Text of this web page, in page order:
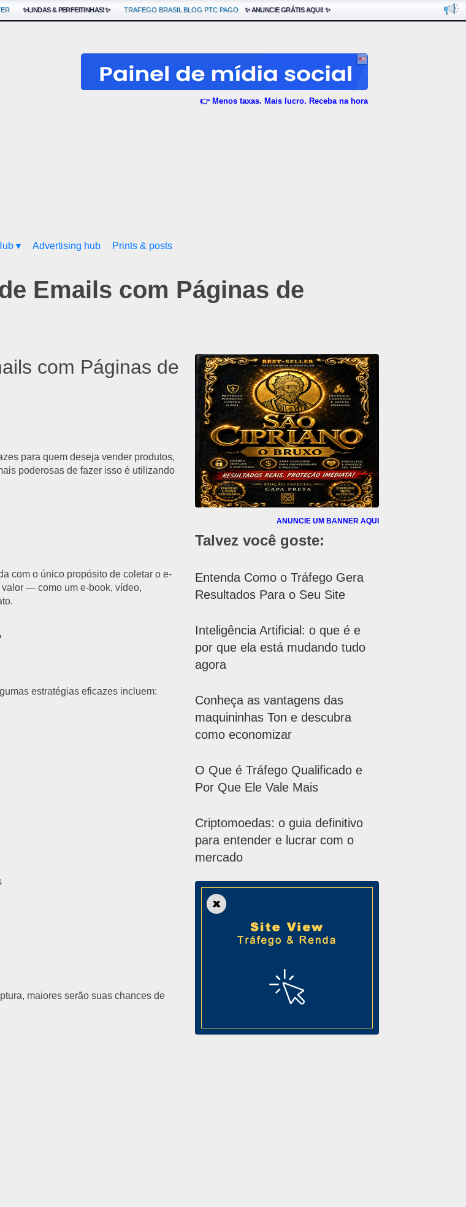
✨LINDAS & PERFEITINHAS!✨ TRAFEGO BRASIL BLOG PTC PAGO ✨ ANUNCIE GRÁTIS AQUI! ✨
👉 Menos taxas. Mais lucro. Receba na hora
▾ Advertising hub Prints & posts
Emails com Páginas de
para quem deseja vender produtos,
poderosas de fazer isso é utilizando
com o único propósito de coletar o e-
— como um e-book, vídeo,
estratégias eficazes incluem:
maiores serão suas chances de
ANUNCIE UM BANNER AQUI
Talvez você goste:
Entenda Como o Tráfego Gera
Resultados Para o Seu Site
Inteligência Artificial: o que é e
por que ela está mudando tudo
agora
Conheça as vantagens das
maquininhas Ton e descubra
como economizar
O Que é Tráfego Qualificado e
Por Que Ele Vale Mais
Criptomoedas: o guia definitivo
para entender e lucrar com o
mercado